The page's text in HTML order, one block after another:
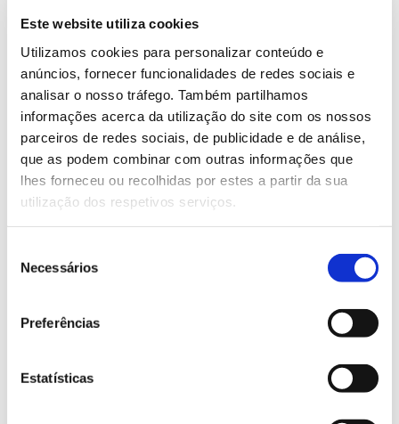
Este website utiliza cookies
Utilizamos cookies para personalizar conteúdo e
anúncios, fornecer funcionalidades de redes sociais e
analisar o nosso tráfego. Também partilhamos
informações acerca da utilização do site com os nossos
parceiros de redes sociais, de publicidade e de análise,
que as podem combinar com outras informações que
lhes forneceu ou recolhidas por estes a partir da sua
utilização dos respetivos serviços.
Necessários
Preferências
Estatísticas
Saiba mais sobre este passeio.
13.07.2026
Genoma do priolo e de outras espécies em risco:
conhecer para conservar
Registar galhas de Trichi em acácia-das-espigas: